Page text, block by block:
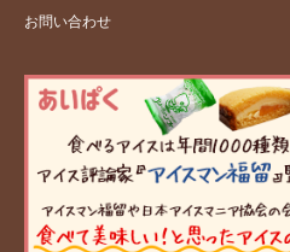
お問い合わせ